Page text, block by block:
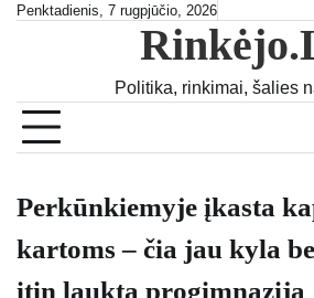
SkipPenktadienis, 7 rugpjūčio, 2026
Politika, rinkimai, šalies
Perkūnkiemyje įkasta
kartoms – čia jau kyla
itin laukta progimnazija